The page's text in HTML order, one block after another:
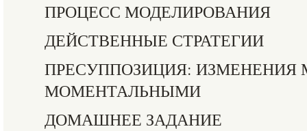
ПРОЦЕСС МОДЕЛИРОВАНИЯ
ДЕЙСТВЕННЫЕ СТРАТЕГИИ
ПРЕСУППОЗИЦИЯ: ИЗМЕНЕНИЯ
МОМЕНТАЛЬНЫМИ
ДОМАШНЕЕ ЗАДАНИЕ